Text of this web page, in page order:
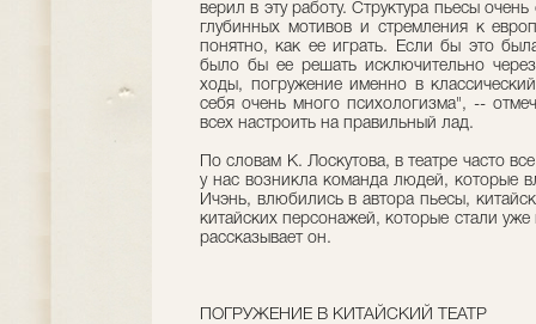
верил в эту работу. Структура пьесы
глубинных мотивов и стремления к
понятно, как ее играть. Если бы это
было бы ее решать исключительно
ходы, погружение именно в
себя очень много психологизма", --
всех настроить на правильный лад.
По словам К. Лоскутова, в театре часто
у нас возникла команда людей, которые
Ичэнь, влюбились в автора пьесы,
китайских персонажей, которые стали
рассказывает он.
ПОГРУЖЕНИЕ В КИТАЙСКИЙ ТЕАТР